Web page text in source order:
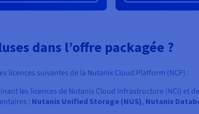
dans l’offre packagée ?
licences suivantes de la Nutanix Cloud Platform (NCP) :
les licences de Nutanix Cloud Infrastructure (NCI) et
: Nutanix Unified Storage (NUS), Nutanix